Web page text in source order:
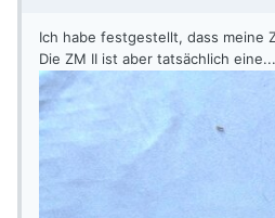
Ich habe festgestellt, dass meine
Die ZM II ist aber tatsächlich